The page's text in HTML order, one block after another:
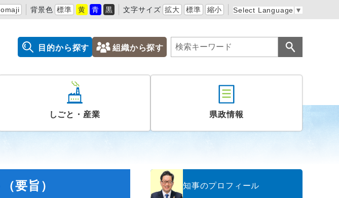
背景色 標準 黄 青 黒 文字サイズ 拡大 標準 縮小 Select Language ▼
目的から探す 組織から探す
しごと・産業 県政情報
要旨） 知事のプロフィール